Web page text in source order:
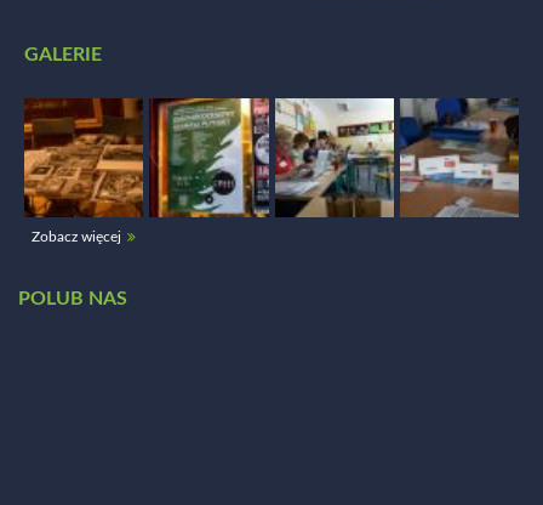
GALERIE
Zobacz więcej
POLUB NAS